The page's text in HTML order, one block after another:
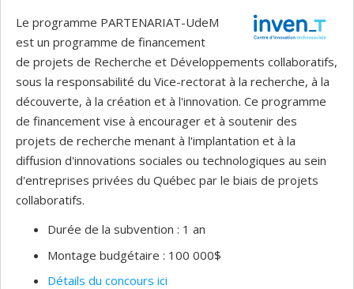
Le programme PARTENARIAT-UdeM
est un programme de financement
de projets de Recherche et Développements collaboratifs,
sous la responsabilité du Vice-rectorat à la recherche, à la
découverte, à la création et à l'innovation. Ce programme
de financement vise à encourager et à soutenir des
projets de recherche menant à l'implantation et à la
diffusion d'innovations sociales ou technologiques au sein
d'entreprises privées du Québec par le biais de projets
collaboratifs.
Durée de la subvention : 1 an
Montage budgétaire : 100 000$
Détails du concours ici